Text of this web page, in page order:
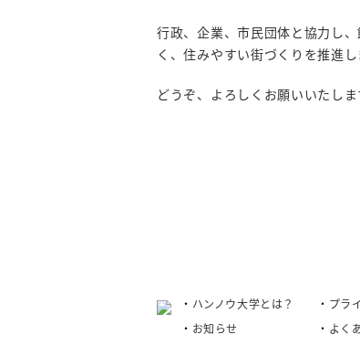
行政、企業、市民団体と協力し
く、住みやすい街づくりを推進し
どうぞ、よろしくお願いいたしま
ハンノウ大学とは？
お知らせ
プラ
よく